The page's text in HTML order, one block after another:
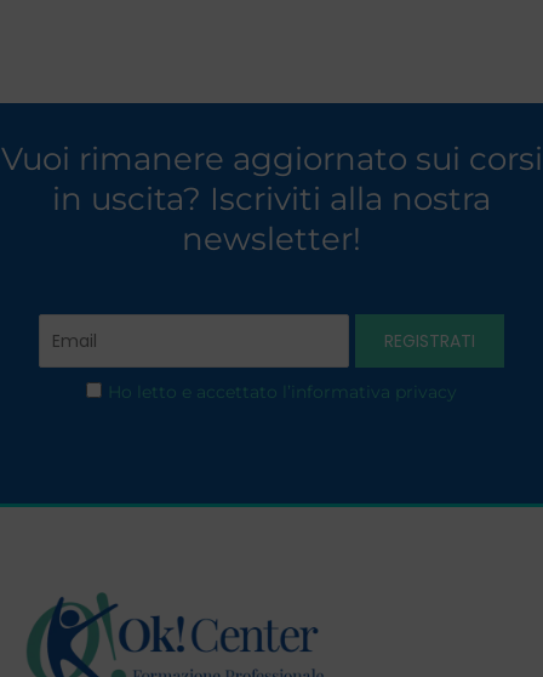
Vuoi rimanere aggiornato sui corsi
in uscita? Iscriviti alla nostra
newsletter!
Ho letto e accettato l’informativa privacy